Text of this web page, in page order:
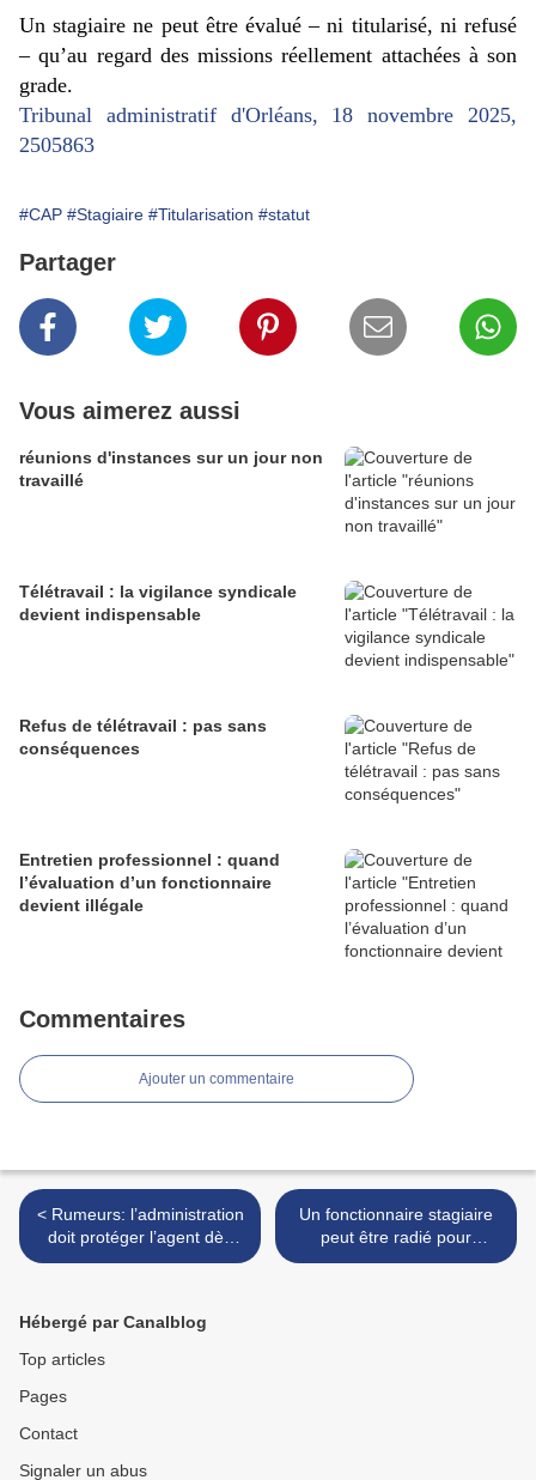
Un stagiaire ne peut être évalué – ni titularisé, ni refusé
– qu’au regard des missions réellement attachées à son
grade.
Tribunal administratif d'Orléans, 18 novembre 2025,
2505863
#CAP #Stagiaire #Titularisation #statut
Partager
Vous aimerez aussi
réunions d'instances sur un jour non
travaillé
Télétravail : la vigilance syndicale
devient indispensable
Refus de télétravail : pas sans
conséquences
Entretien professionnel : quand
l’évaluation d’un fonctionnaire
devient illégale
Commentaires
Ajouter un commentaire
< Rumeurs: l’administration
doit protéger l’agent dès
lors que des propos
Un fonctionnaire stagiaire
peut être radié pour
abandon de poste, à
Hébergé par Canalblog
Top articles
Pages
Contact
Signaler un abus